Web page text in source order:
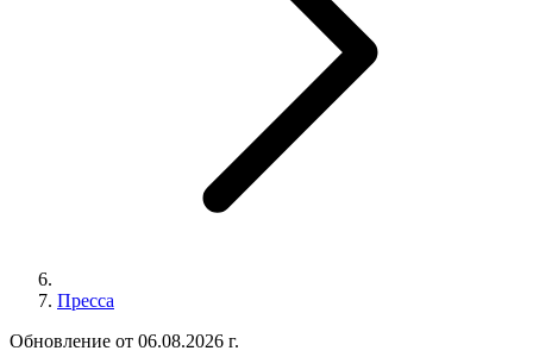
Пресса
Обновление от 06.08.2026 г.